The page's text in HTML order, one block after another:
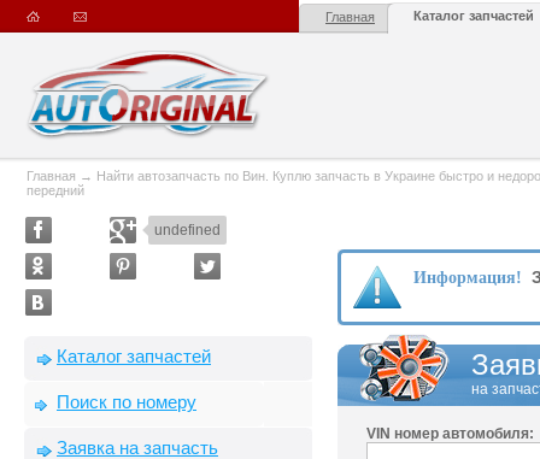
Главная Каталог запчастей
Главная → Найти автозапчасть по Вин. Куплю запчасть в Украине быстро и
передний
undefined
Каталог запчастей
Поиск по номеру
Заявка на запчасть
Информация!
на
VIN номер автомобиля: